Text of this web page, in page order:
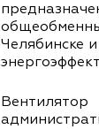
Челябинске